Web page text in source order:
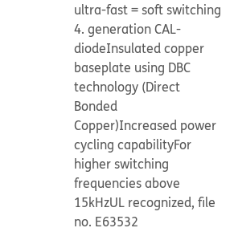
ultra-fast = soft switching
4. generation CAL-
diodeInsulated copper
baseplate using DBC
technology (Direct
Bonded
Copper)Increased power
cycling capabilityFor
higher switching
frequencies above
15kHzUL recognized, file
no. E63532